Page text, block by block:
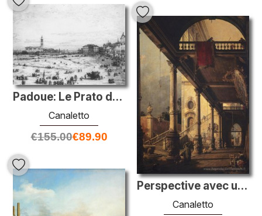
Padoue: Le Prato della Valle avec le Père Noël Giustinia et l'ég
Canaletto
€155.00€89.90
Perspective avec un portique
Canaletto